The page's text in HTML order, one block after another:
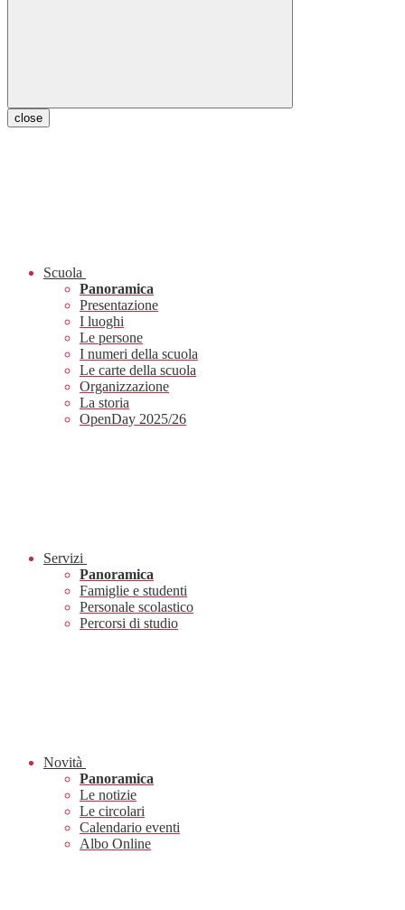
close
Scuola
Panoramica
Presentazione
I luoghi
Le persone
I numeri della scuola
Le carte della scuola
Organizzazione
La storia
OpenDay 2025/26
Servizi
Panoramica
Famiglie e studenti
Personale scolastico
Percorsi di studio
Novità
Panoramica
Le notizie
Le circolari
Calendario eventi
Albo Online